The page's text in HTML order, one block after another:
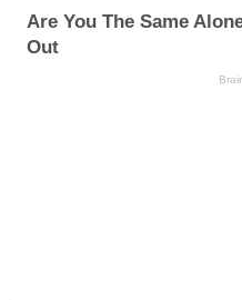
Are You The Same
Out